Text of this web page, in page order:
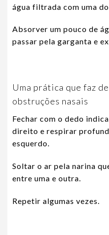
água filtrada com uma
Absorver um pouco de
passar pela garganta e
Uma prática que faz
obstruções nasais
Fechar com o dedo
direito e respirar
esquerdo.
Soltar o ar pela narina
entre uma e outra.
Repetir algumas vezes.